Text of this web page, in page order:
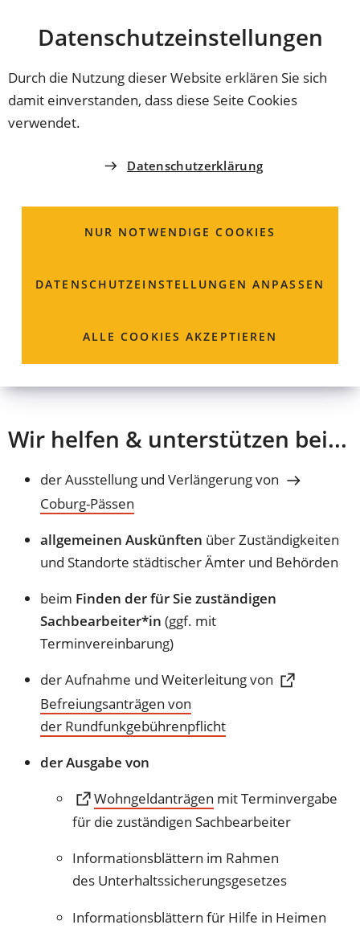
Datenschutz­einstellungen
Durch die Nutzung dieser Website erklären Sie sich
damit einverstanden, dass diese Seite Cookies
verwendet.
Datenschutzerklärung
NUR NOTWENDIGE COOKIES
DATENSCHUTZ­EINSTELLUNGEN ANPASSEN
ALLE COOKIES AKZEPTIEREN
INHALT ANSPRINGEN
Coburg
Servicebüro Sozial- und
Versicherungsamt
Wir helfen & unterstützen bei...
der Ausstellung und Verlängerung von
Coburg-Pässen
allgemeinen Auskünften über Zuständigkeiten
und Standorte städtischer Ämter und Behörden
beim Finden der für Sie zuständigen
Sachbearbeiter*in (ggf. mit
Terminvereinbarung)
der Aufnahme und Weiterleitung von
Befreiungsanträgen von
der Rundfunkgebührenpflicht
(Öffnet
einemder Ausgabe von
Wohngeldanträgen mit Terminvergabe
für die zuständigen Sachbearbeiter
Informationsblättern im Rahmen
des Unterhaltssicherungsgesetzes
Informationsblättern für Hilfe in Heimen